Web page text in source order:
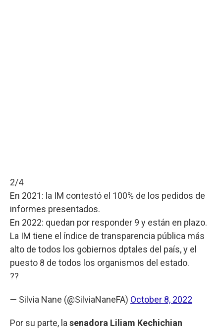
2/4
En 2021: la IM contestó el 100% de los pedidos de
informes presentados.
En 2022: quedan por responder 9 y están en plazo.
La IM tiene el índice de transparencia pública más
alto de todos los gobiernos dptales del país, y el
puesto 8 de todos los organismos del estado.
??
— Silvia Nane (@SilviaNaneFA) October 8, 2022
Por su parte, la senadora Liliam Kechichian